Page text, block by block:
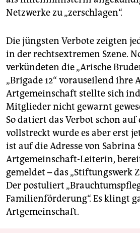
Netzwerke zu „zerschlagen“.
Die jüngsten Verbote zeigten
in der rechtsextremen Szene.
verkündeten die „Arische
„Brigade 12“ vorauseilend ihre
Artgemeinschaft stellte sich
Mitglieder nicht gewarnt
So datiert das Verbot schon auf
vollstreckt wurde es aber erst
ist auf die Adresse von Sabrina
Artgemeinschaft-Leiterin,
gemeldet – das „Stiftungswerk
Der postuliert
Familienförderung“. Es klingt
Artgemeinschaft.